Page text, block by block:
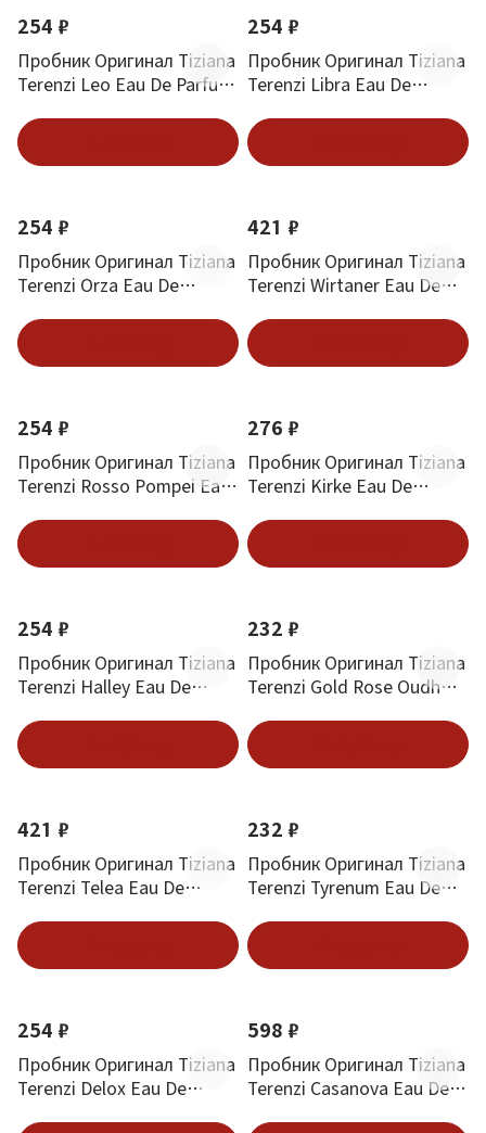
254 ₽
Пробник Оригинал Tiziana
Terenzi Leo Eau De Parfum
254 ₽
Пробник Оригинал Tiziana
Terenzi Libra Eau De
254 ₽
Пробник Оригинал Tiziana
Terenzi Orza Eau De
421 ₽
Пробник Оригинал Tiziana
Terenzi Wirtaner Eau De
254 ₽
Пробник Оригинал Tiziana
Terenzi Rosso Pompei Eau
276 ₽
Пробник Оригинал Tiziana
Terenzi Kirke Eau De
254 ₽
Пробник Оригинал Tiziana
Terenzi Halley Eau De
232 ₽
Пробник Оригинал Tiziana
Terenzi Gold Rose Oudh
421 ₽
Пробник Оригинал Tiziana
Terenzi Telea Eau De
232 ₽
Пробник Оригинал Tiziana
Terenzi Tyrenum Eau De
254 ₽
Пробник Оригинал Tiziana
Terenzi Delox Eau De
598 ₽
Пробник Оригинал Tiziana
Terenzi Casanova Eau De